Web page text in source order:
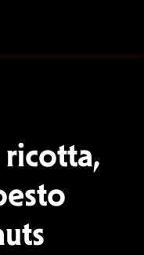
ricotta,